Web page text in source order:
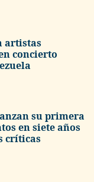
artistas
concierto
su primera
en siete años
críticas